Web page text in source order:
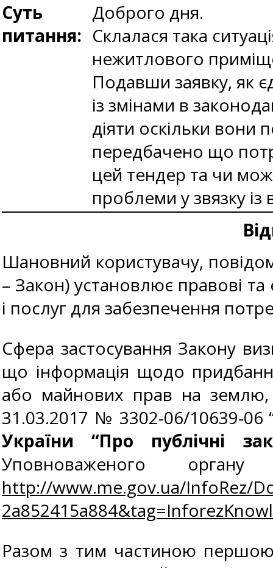
Суть
питання:
Доброго дня.
Склалася така
нежитлового
Подавши заявку, як
із змінами в
діяти оскільки вони
передбачено що
цей тендер та чи
проблеми у звязку
Шановний користувачу,
– Закон) установлює правові та
і послуг для забезпечення
Сфера застосування Закону
що інформація щодо
або майнових прав на землю,
31.03.2017 № 3302-06/10639-06
України “Про публічні
Уповноваженого
http://www.me.gov.ua/InfoRez/
Разом з тим частиною першою